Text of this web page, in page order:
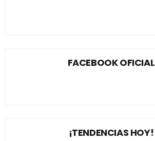
FACEBOOK OFICIAL
¡TENDENCIAS HOY!